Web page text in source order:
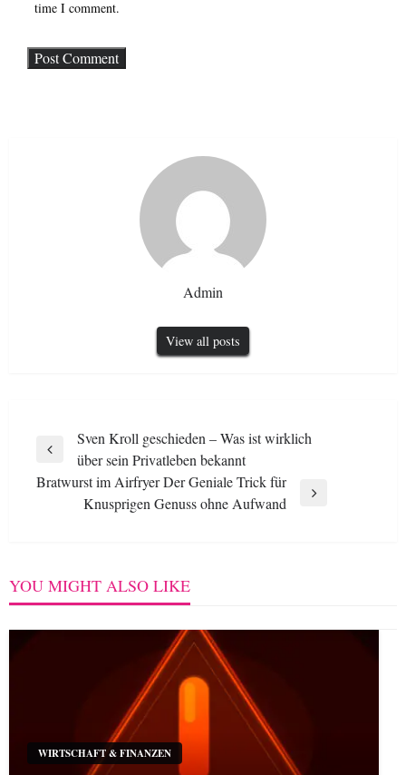
time I comment.
Admin
View all posts
Post
navigation
Previous
Post
Sven Kroll geschieden – Was ist wirklich
über sein Privatleben bekannt
Bratwurst im Airfryer Der Geniale Trick für
Knusprigen Genuss ohne Aufwand
YOU MIGHT ALSO LIKE
WIRTSCHAFT & FINANZEN